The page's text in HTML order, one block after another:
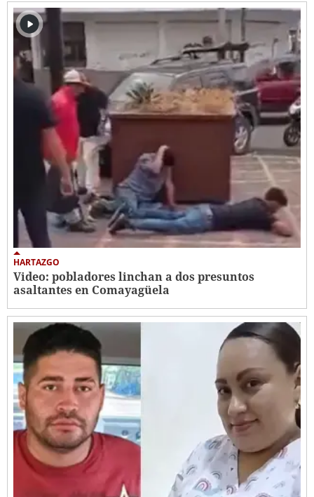
HARTAZGO
Video: pobladores linchan a dos presuntos
asaltantes en Comayagüela